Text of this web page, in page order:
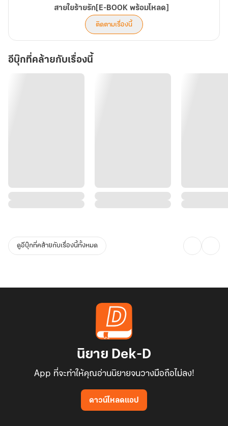
ละเอียดสิ่งที่ควรระวังใส่ไว้ในสมุดประจำตัวลูกแล้ว ฝากพี่ธามอ่านด้วย
นะ เวลานอนพี่ธามกอดลูกด้วยนะ ลูกชอบให้กอดถึงจะหลับสนิท เนยรบ
กวนพี่ธามมากไปไหมคะ
สุดท้ายนี้เนยอยากจะบอกว่า เนยขอโทษสำหรับความผิดทุกอย่างที่ทำไว้
กับพี่ ยกโทษให้เนยด้วยนะคะ]
มือแกร่งวางมือถือลงข้างตัวก่อนจะยกมือขึ้นกุมขมับ
สายใยร้ายรัก[E-BOOK พร้อมโหลด]
ติดตามเรื่องนี้
อีบุ๊กที่คล้ายกับเรื่องนี้
ดูอีบุ๊กที่คล้ายกับเรื่องนี้ทั้งหมด
นิยาย Dek-D
App ที่จะทำให้คุณอ่านนิยายจนวางมือถือไม่ลง!
ดาวน์โหลดแอป